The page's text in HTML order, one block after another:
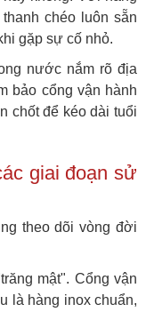
chéo luôn sẵn
gặp sự cố nhỏ.
nước nắm rõ địa
bảo cổng vận hành
chốt để kéo dài tuổi
giai đoạn sử
theo dõi vòng đời
mật". Cổng vận
là hàng inox chuẩn,